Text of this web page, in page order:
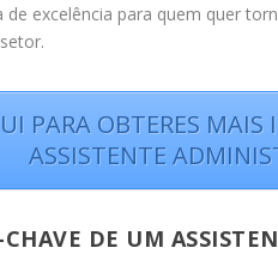
de excelência para quem quer
PARA OBTERES MAIS
ASSISTENTE
DE UM